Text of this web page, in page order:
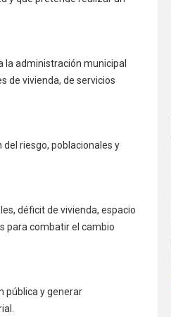
la administración municipal
de vivienda, de servicios
riesgo, poblacionales y
déficit de vivienda, espacio
para combatir el cambio
pública y generar